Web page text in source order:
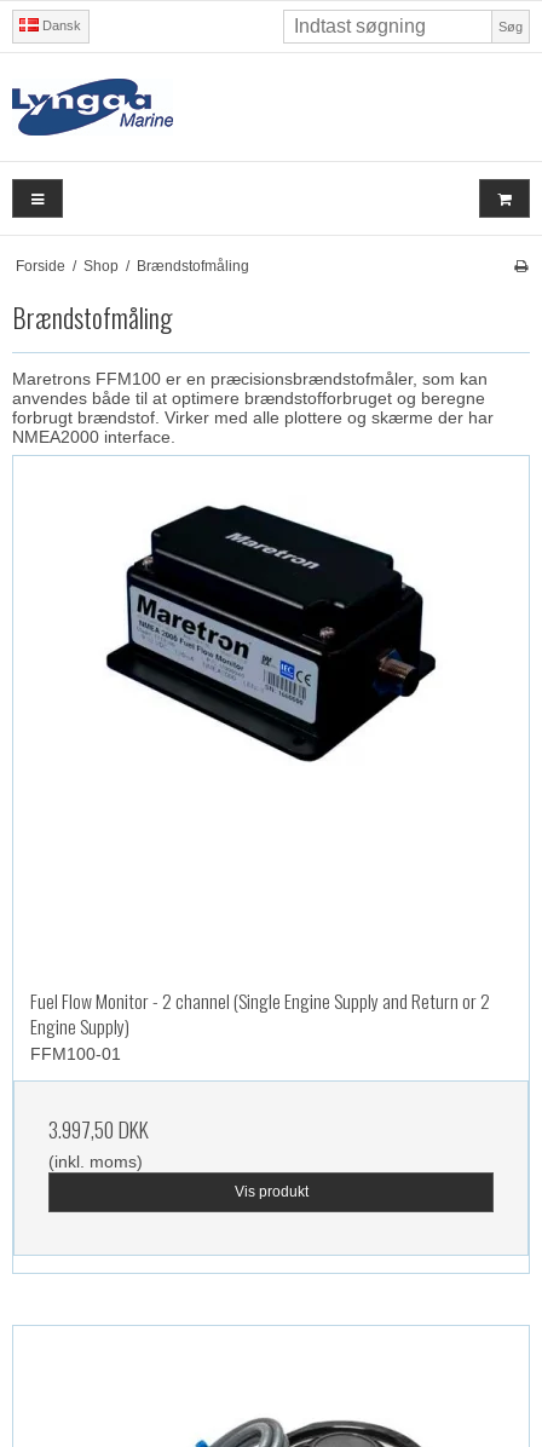
Dansk Søg
Forside / Shop / Brændstofmåling
Brændstofmåling
Maretrons FFM100 er en præcisionsbrændstofmåler, som kan
anvendes både til at optimere brændstofforbruget og beregne
forbrugt brændstof. Virker med alle plottere og skærme der har
NMEA2000 interface.
Fuel Flow Monitor - 2 channel (Single Engine Supply and Return or 2
Engine Supply)
FFM100-01
3.997,50 DKK
(inkl. moms)
Vis produkt